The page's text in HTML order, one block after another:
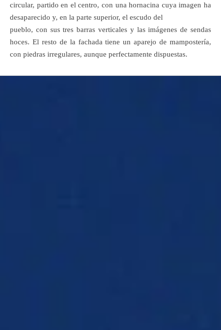
circular, partido en el centro, con una hornacina cuya imagen ha
desaparecido y, en la parte superior, el escudo del
pueblo, con sus tres barras verticales y las imágenes de sendas
hoces. El resto de la fachada tiene un aparejo de mampostería,
con piedras irregulares, aunque perfectamente dispuestas.